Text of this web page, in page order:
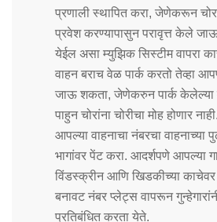
प्रणाली स्थापित करा, जेणेकरून
प्रवेश करण्यापासुन परावृत्त केले
येईल असा म्युझिक सिस्टीम वापरा
वाहन बराच वेळ पार्क करतो तेव्हा
जाऊ शकता, जेणेकरुन पार्क केलेल्या
पाहुन चोरांना चोरीचा मोह होणार
आपल्या वाहनाचा नंबरचा वाहनाच्या
भागांवर पेंट करा. आदर्शपणे आपल्या
विंडस्क्रीन आणि खिडकीच्या
बनावट नंबर प्लेट्स वापरून
प्रतिबंधित करता येते.